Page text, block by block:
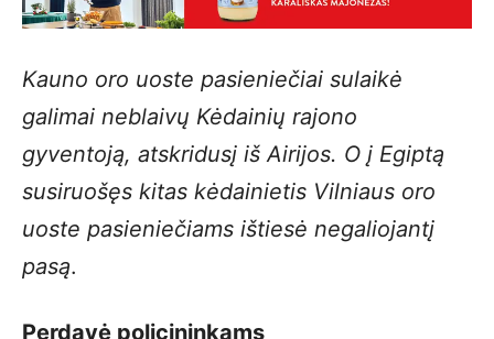
Kauno oro uoste pasieniečiai sulaikė
galimai neblaivų Kėdainių rajono
gyventoją, atskridusį iš Airijos. O į Egiptą
susiruošęs kitas kėdainietis Vilniaus oro
uoste pasieniečiams ištiesė negaliojantį
pasą.
Perdavė policininkams